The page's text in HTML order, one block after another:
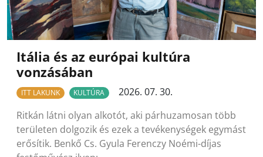
Itália és az európai kultúra
vonzásában
ITT LAKUNK KULTÚRA
2026. 07. 30.
Ritkán látni olyan alkotót, aki párhuzamosan több
területen dolgozik és ezek a tevékenységek egymást
erősítik. Benkő Cs. Gyula Ferenczy Noémi-díjas